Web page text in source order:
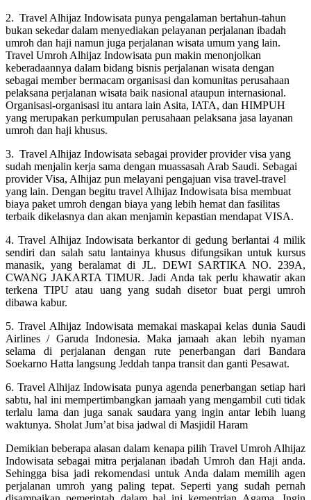
2. Travel Alhijaz Indowisata punya pengalaman bertahun-tahun
bukan sekedar dalam menyediakan pelayanan perjalanan ibadah
umroh dan haji namun juga perjalanan wisata umum yang lain.
Travel Umroh Alhijaz Indowisata pun makin menonjolkan
keberadaannya dalam bidang bisnis perjalanan wisata dengan
sebagai member bermacam organisasi dan komunitas perusahaan
pelaksana perjalanan wisata baik nasional ataupun internasional.
Organisasi-organisasi itu antara lain Asita, IATA, dan HIMPUH
yang merupakan perkumpulan perusahaan pelaksana jasa layanan
umroh dan haji khusus.
3. Travel Alhijaz Indowisata sebagai provider provider visa yang
sudah menjalin kerja sama dengan muassasah Arab Saudi. Sebagai
provider Visa, Alhijaz pun melayani pengajuan visa travel-travel
yang lain. Dengan begitu travel Alhijaz Indowisata bisa membuat
biaya paket umroh dengan biaya yang lebih hemat dan fasilitas
terbaik dikelasnya dan akan menjamin kepastian mendapat VISA.
4. Travel Alhijaz Indowisata berkantor di gedung berlantai 4 milik
sendiri dan salah satu lantainya khusus difungsikan untuk kursus
manasik, yang beralamat di JL. DEWI SARTIKA NO. 239A,
CWANG JAKARTA TIMUR. Jadi Anda tak perlu khawatir akan
terkena TIPU atau uang yang sudah disetor buat pergi umroh
dibawa kabur.
5. Travel Alhijaz Indowisata memakai maskapai kelas dunia Saudi
Airlines / Garuda Indonesia. Maka jamaah akan lebih nyaman
selama di perjalanan dengan rute penerbangan dari Bandara
Soekarno Hatta langsung Jeddah tanpa transit dan ganti Pesawat.
6. Travel Alhijaz Indowisata punya agenda penerbangan setiap hari
sabtu, hal ini mempertimbangkan jamaah yang mengambil cuti tidak
terlalu lama dan juga sanak saudara yang ingin antar lebih luang
waktunya. Sholat Jum’at bisa jadwal di Masjidil Haram
Demikian beberapa alasan dalam kenapa pilih Travel Umroh Alhijaz
Indowisata sebagai mitra perjalanan ibadah Umroh dan Haji anda.
Sehingga bisa jadi rekomendasi untuk Anda dalam memilih agen
perjalanan umroh yang paling tepat. Seperti yang sudah pernah